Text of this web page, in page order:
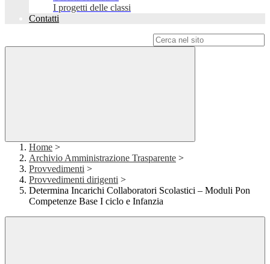
I progetti delle classi
Contatti
Home >
Archivio Amministrazione Trasparente >
Provvedimenti >
Provvedimenti dirigenti >
Determina Incarichi Collaboratori Scolastici – Moduli Pon
Competenze Base I ciclo e Infanzia